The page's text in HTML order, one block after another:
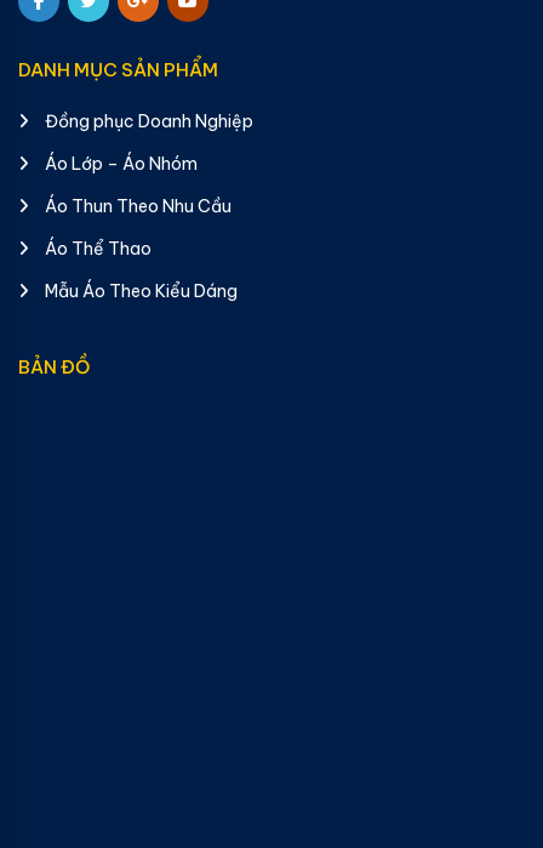
DANH MỤC SẢN PHẨM
Đồng phục Doanh Nghiệp
Áo Lớp – Áo Nhóm
Áo Thun Theo Nhu Cầu
Áo Thể Thao
Mẫu Áo Theo Kiểu Dáng
BẢN ĐỒ